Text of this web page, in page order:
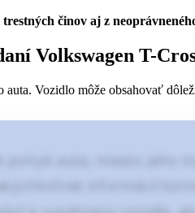
činov aj z
Volkswagen T-
Vozidlo môže obsahovať